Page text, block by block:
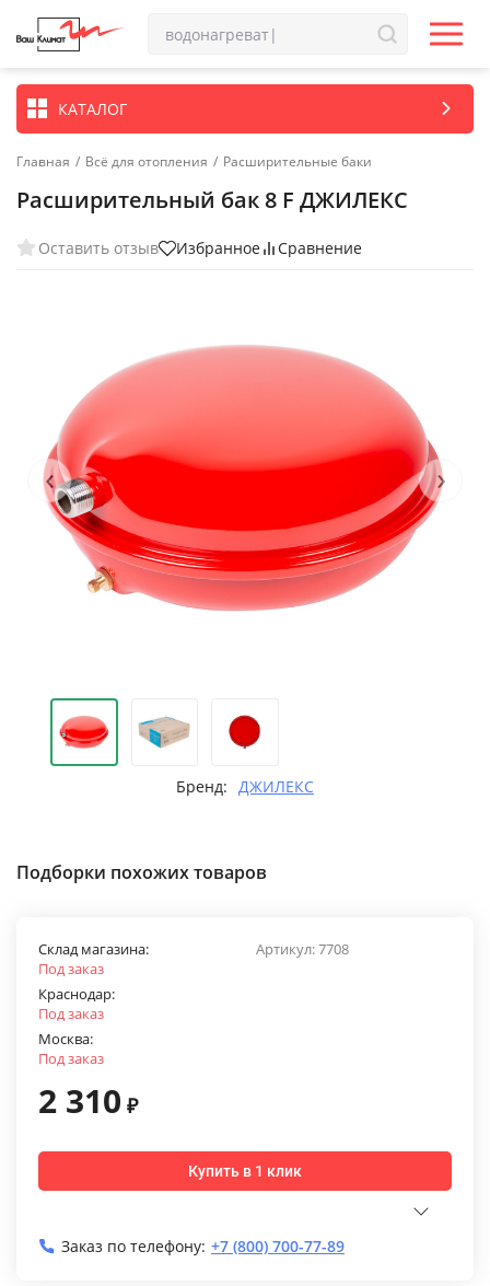
КАТАЛОГ
Главная / Всё для отопления / Расширительные баки
Расширительный бак 8 F ДЖИЛЕКС
Оставить отзыв Избранное Сравнение
‹ ›
Бренд: ДЖИЛЕКС
Подборки похожих товаров
Артикул:7708
Склад магазина:
Под заказ
Краснодар:
Под заказ
Москва:
Под заказ
2 310 ₽
Купить в 1 клик
Заказ по телефону: +7 (800) 700-77-89